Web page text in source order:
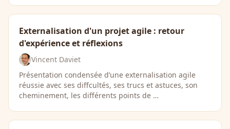
Externalisation d'un projet agile : retour
d'expérience et réflexions
Vincent Daviet
Présentation condensée d’une externalisation agile
réussie avec ses diffcultés, ses trucs et astuces, son
cheminement, les différents points de …